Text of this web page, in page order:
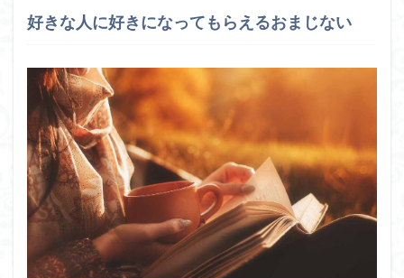
好きな人に好きになってもらえるおまじない